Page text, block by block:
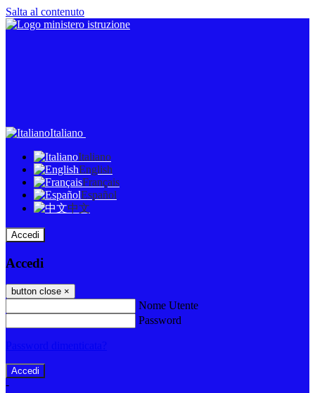
Salta al contenuto
Italiano
Italiano
English
Français
Español
中文
Accedi
Accedi
button close ×
Nome Utente
Password
-